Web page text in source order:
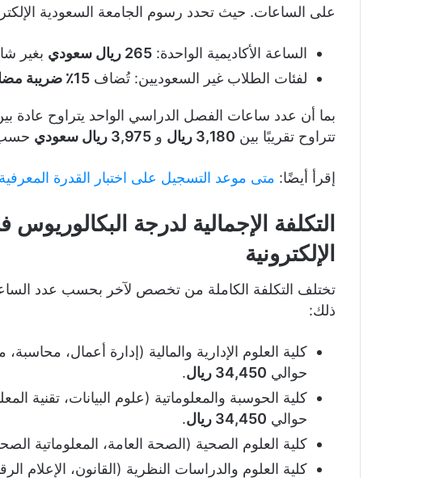
على الساعات. حيث تحدد رسوم الجامعة السعودية الإلكترونية 1447
الساعة الأكاديمية الواحدة: 265 ريال سعودي
بغير
لفئات الطلاب غير السعوديين: تُضاف 15٪ ضريبة مضافة
تتراوح تقريبًا بين 3,180 ريال و 3,975 ريال سعودي حسب
إقرأ أيضًا: متى موعد التسجيل على اختبار القدرة المعرفية
التكلفة الإجمالية لدرجة
الإلكترونية
تختلف التكلفة الكاملة من تخصص لآخر بحسب عدد
ذلك:
كلية العلوم الإدارية والمالية (إدارة أعمال، محاسبة،
حوالي 34,450 ريال
.
كلية الحوسبة والمعلوماتية (علوم البيانات، تقنية
حوالي 34,450 ريال
.
كلية العلوم الصحية (الصحة العامة، المعلوماتية
كلية العلوم والدراسات النظرية (القانون، الإعلام